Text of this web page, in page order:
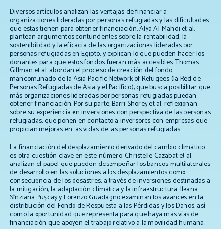
Diversos artículos analizan las ventajas de financiar a
organizaciones lideradas por personas refugiadas y las dificultades
que estas tienen para obtener financiación. Alya Al-Mahdiet al.
plantean argumentos contundentes sobre la rentabilidad, la
sostenibilidad y la eficacia de las organizaciones lideradas por
personas refugiadas en Egipto, y explican lo que pueden hacer los
donantes para que estos fondos fueran más accesibles. Thomas
Gillman et al.abordan el proceso de creación del fondo
mancomunado de la Asia Pacific Network of Refugees (la Red de
Personas Refugiadas de Asia y el Pacífico), que busca posibilitar que
más organizaciones lideradas por personas refugiadas puedan
obtener financiación. Por su parte, Barri Shoreyet al.reflexionan
sobre su experiencia en inversiones con perspectiva de las personas
refugiadas, que ponen en contacto a inversores con empresas que
propician mejoras en las vidas de las personas refugiadas.
La financiación del desplazamiento derivado del cambio climático
es otra cuestión clave en este número. Christelle Cazabatet al.
analizan el papel que pueden desempeñar los bancos multilaterales
de desarrollo en las soluciones a los desplazamientos como
consecuencia de los desastres, a través de inversiones destinadas a
la mitigación, la adaptación climática y la infraestructura. Ileana
Sînziana Pușcaș y Lorenzo Guadagno examinan los avances en la
distribución del Fondo de Respuesta a las Pérdidas y los Daños, así
como la oportunidad que representa para que haya más vías de
financiación que apoyen el trabajo relativo a la movilidad humana.